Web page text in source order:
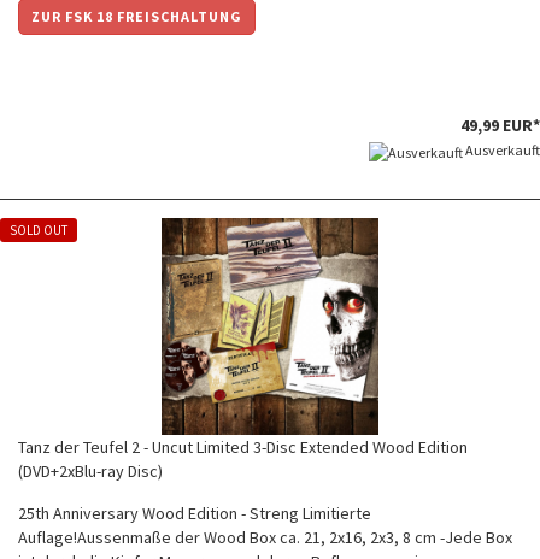
ZUR FSK 18 FREISCHALTUNG
49,99 EUR*
Ausverkauft
SOLD OUT
Tanz der Teufel 2 - Uncut Limited 3-Disc Extended Wood Edition
(DVD+2xBlu-ray Disc)
25th Anniversary Wood Edition - Streng Limitierte
Auflage!Aussenmaße der Wood Box ca. 21, 2x16, 2x3, 8 cm -Jede Box